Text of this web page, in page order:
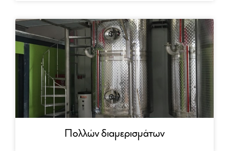
Πολλών διαμερισμάτων